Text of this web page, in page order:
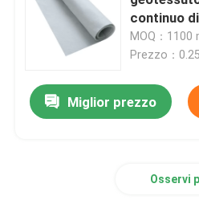
HDPE Geocell
Sacchetti di sabbia di
continuo
MOQ：1100
Prezzo：
Miglior prezzo
Osservi